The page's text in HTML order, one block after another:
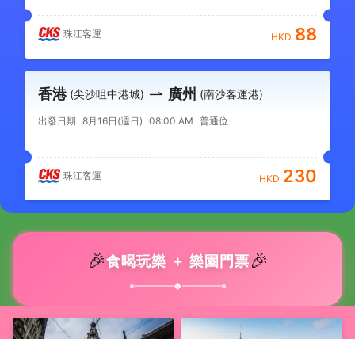
珠江客運 HKD 88
香港 (尖沙咀中港城) 廣州 (南沙客運港)
出發日期 8月16日(週日) 08:00 AM 普通位
珠江客運 HKD 230
🎉食喝玩樂 ＋ 樂園門票🎉
◆